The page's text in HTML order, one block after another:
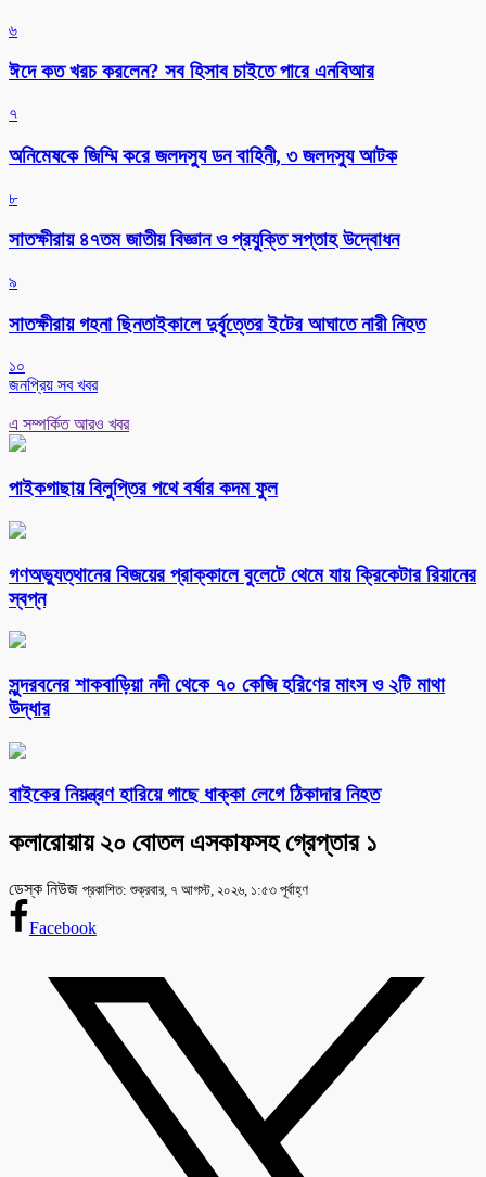
৬
ঈদে কত খরচ করলেন? সব হিসাব চাইতে পারে এনবিআর
৭
অনিমেষকে জিম্মি করে জলদস্যু ডন বাহিনী, ৩ জলদস্যু আটক
৮
সাতক্ষীরায় ৪৭তম জাতীয় বিজ্ঞান ও প্রযুক্তি সপ্তাহ উদ্বোধন
৯
সাতক্ষীরায় গহনা ছিনতাইকালে দুর্বৃত্তের ইটের আঘাতে নারী নিহত
১০
জনপ্রিয় সব খবর
এ সম্পর্কিত আরও খবর
পাইকগাছায় বিলুপ্তির পথে বর্ষার কদম ফুল
গণঅভ্যুত্থানের বিজয়ের প্রাক্কালে বুলেটে থেমে যায় ক্রিকেটার রিয়ানের
স্বপ্ন
সুন্দরবনের শাকবাড়িয়া নদী থেকে ৭০ কেজি হরিণের মাংস ও ২টি মাথা
উদ্ধার
বাইকের নিয়ন্ত্রণ হারিয়ে গাছে ধাক্কা লেগে ঠিকাদার নিহত
কলারোয়ায় ২০ বোতল এসকাফসহ গ্রেপ্তার ১
ডেস্ক নিউজ প্রকাশিত: শুক্রবার, ৭ আগস্ট, ২০২৬, ১:৫৩ পূর্বাহ্ণ
Facebook